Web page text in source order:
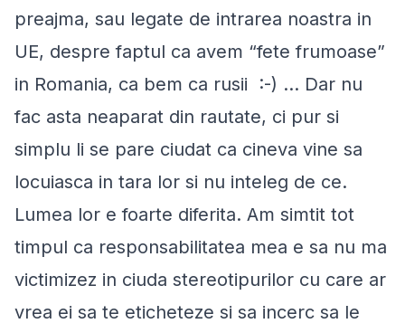
preajma, sau legate de intrarea noastra in
UE, despre faptul ca avem “fete frumoase”
in Romania, ca bem ca rusii :-) ... Dar nu
fac asta neaparat din rautate, ci pur si
simplu li se pare ciudat ca cineva vine sa
locuiasca in tara lor si nu inteleg de ce.
Lumea lor e foarte diferita. Am simtit tot
timpul ca responsabilitatea mea e sa nu ma
victimizez in ciuda stereotipurilor cu care ar
vrea ei sa te eticheteze si sa incerc sa le